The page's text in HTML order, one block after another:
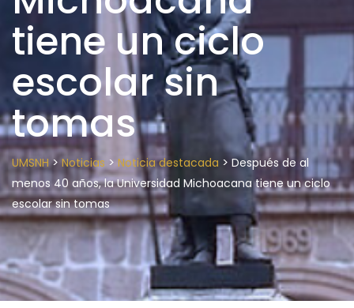
tiene un ciclo
escolar sin
tomas
UMSNH> Noticias > Noticia destacada > Después de al
menos 40 años, la Universidad Michoacana tiene un ciclo
escolar sin tomas